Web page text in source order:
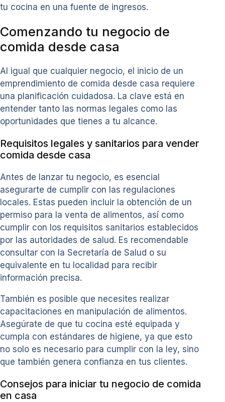
tu cocina en una fuente de ingresos.
Comenzando tu negocio de
comida desde casa
Al igual que cualquier negocio, el inicio de un
emprendimiento de comida desde casa requiere
una planificación cuidadosa. La clave está en
entender tanto las normas legales como las
oportunidades que tienes a tu alcance.
Requisitos legales y sanitarios para vender
comida desde casa
Antes de lanzar tu negocio, es esencial
asegurarte de cumplir con las regulaciones
locales. Estas pueden incluir la obtención de un
permiso para la venta de alimentos, así como
cumplir con los requisitos sanitarios establecidos
por las autoridades de salud. Es recomendable
consultar con la Secretaría de Salud o su
equivalente en tu localidad para recibir
información precisa.
También es posible que necesites realizar
capacitaciones en manipulación de alimentos.
Asegúrate de que tu cocina esté equipada y
cumpla con estándares de higiene, ya que esto
no solo es necesario para cumplir con la ley, sino
que también genera confianza en tus clientes.
Consejos para iniciar tu negocio de comida
en casa